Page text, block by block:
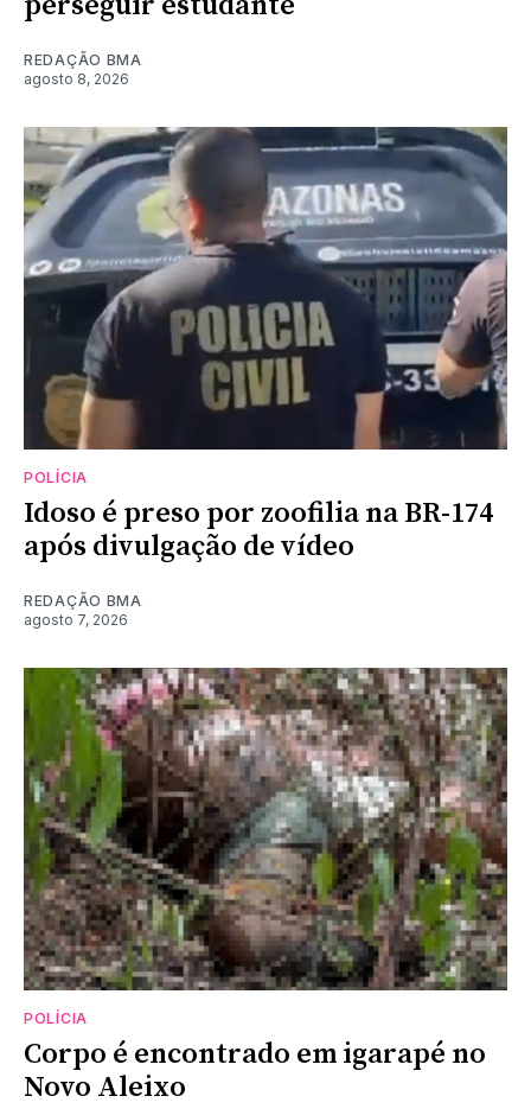
REDAÇÃO BMA
agosto 8, 2026
POLÍCIA
Idoso é preso por zoofilia na BR-174
após divulgação de vídeo
REDAÇÃO BMA
agosto 7, 2026
POLÍCIA
Corpo é encontrado em igarapé no
Novo Aleixo